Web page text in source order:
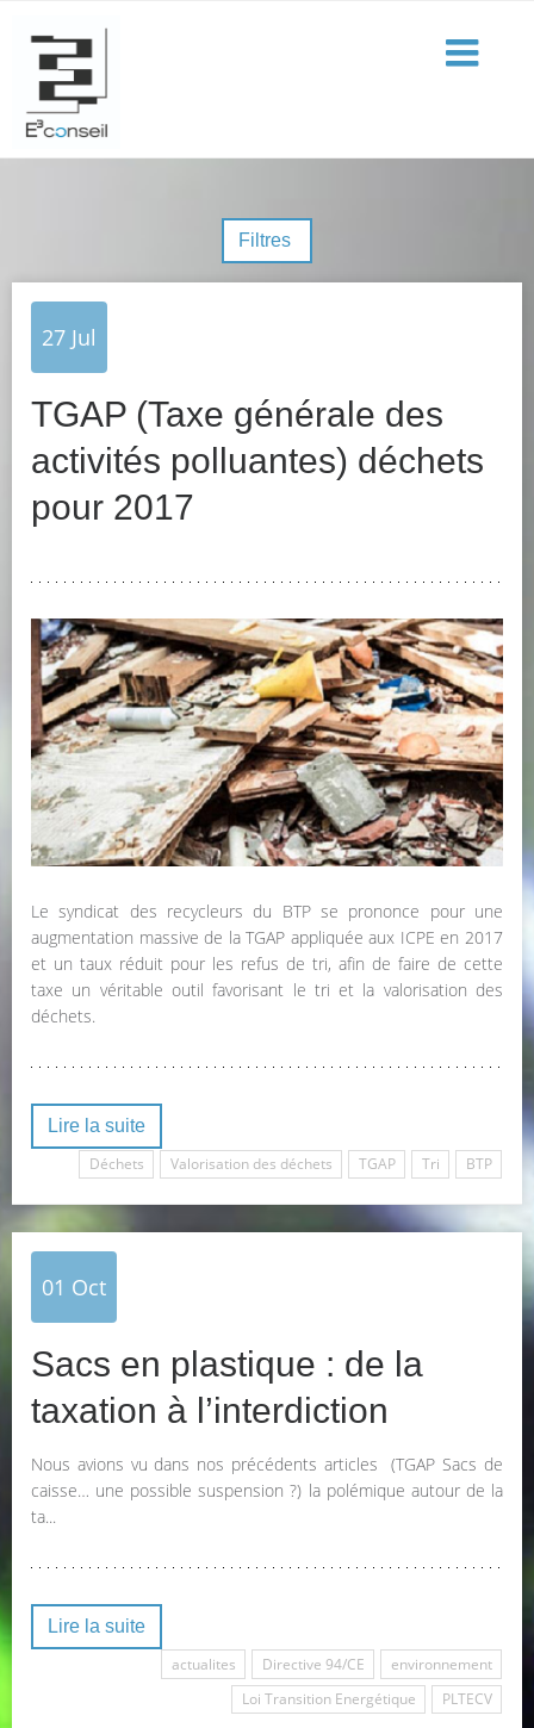
27 Jul
TGAP (Taxe générale des
activités polluantes) déchets
pour 2017
Le syndicat des recycleurs du BTP se prononce pour une
augmentation massive de la TGAP appliquée aux ICPE en 2017
et un taux réduit pour les refus de tri, afin de faire de cette
taxe un véritable outil favorisant le tri et la valorisation des
déchets.
Lire la suite
Déchets
Valorisation des déchets TGAP Tri BTP
01 Oct
Sacs en plastique : de la
taxation à l’interdiction
Nous avions vu dans nos précédents articles (TGAP Sacs de
caisse… une possible suspension ?) la polémique autour de la
ta...
Lire la suite
actualites
Directive 94/CE
environnement
Loi Transition Energétique
PLTECV
Filtres